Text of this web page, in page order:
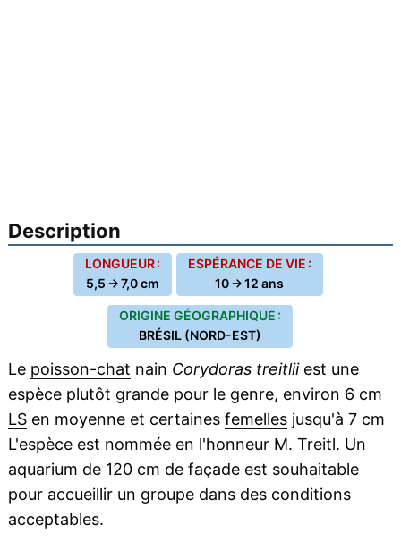
Description
LONGUEUR :
5,5 → 7,0 cm
ESPÉRANCE DE VIE :
10 → 12 ans
ORIGINE GÉOGRAPHIQUE :
BRÉSIL (NORD-EST)
Le poisson-chat nain Corydoras treitliiest une
espèce plutôt grande pour le genre, environ 6 cm
LSen moyenne et certaines femellesjusqu'à 7 cm
L'espèce est nommée en l'honneur M. Treitl. Un
aquarium de 120 cm de façade est souhaitable
pour accueillir un groupe dans des conditions
acceptables.